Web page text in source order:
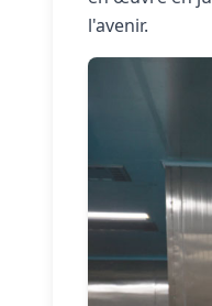
l'avenir.